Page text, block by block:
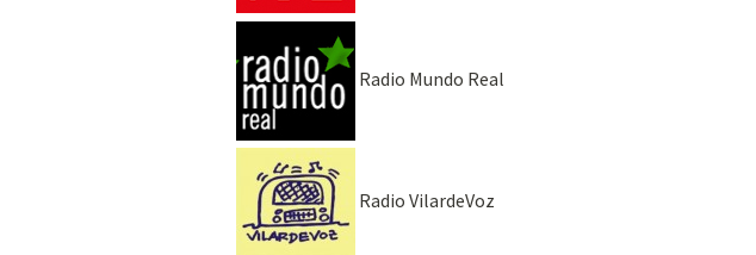
Radio Mundo Real
Radio VilardeVoz